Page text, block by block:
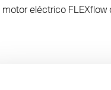
eléctrico